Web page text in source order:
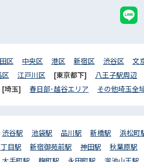
区 中央区 港区 新宿区 渋谷区 文
区
江戸川区 [東京都下] 八王子駅周辺
[埼玉] 春日部･越谷エリア その他埼玉全
渋谷駅 池袋駅 品川駅 新橋駅 浜松町
目駅
新宿御苑前駅 神田駅 秋葉原駅